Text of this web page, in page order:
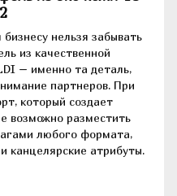
нельзя забывать
из качественной
– именно та деталь,
партнеров. При
который создает
возможно разместить
любого формата,
канцелярские атрибуты.